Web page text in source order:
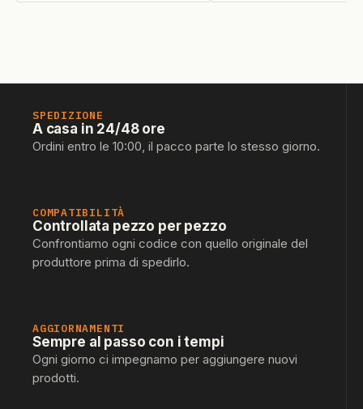
SPEDIZIONE
A casa in 24/48 ore
Ordini entro le 10:00, il pacco parte lo stesso giorno.
COMPATIBILITÀ
Controllata pezzo per pezzo
Confrontiamo ogni codice con quello originale del
produttore prima di spedirlo.
AGGIORNAMENTI
Sempre al passo con i tempi
Ogni giorno ci impegnamo per aggiungere nuovi
prodotti.